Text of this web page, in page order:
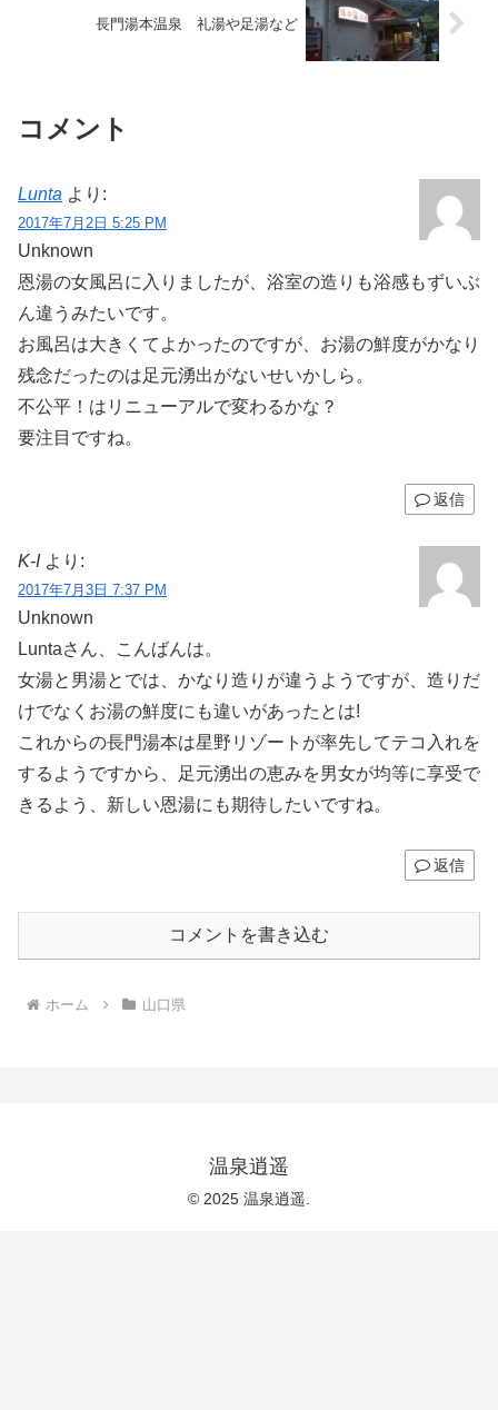
長門湯本温泉 礼湯や足湯など
コメント
Lunta より:
2017年7月2日 5:25 PM
Unknown
恩湯の女風呂に入りましたが、浴室の造りも浴感もずいぶ
ん違うみたいです。
お風呂は大きくてよかったのですが、お湯の鮮度がかなり
残念だったのは足元湧出がないせいかしら。
不公平！はリニューアルで変わるかな？
要注目ですね。
返信
K-I より:
2017年7月3日 7:37 PM
Unknown
Luntaさん、こんばんは。
女湯と男湯とでは、かなり造りが違うようですが、造りだ
けでなくお湯の鮮度にも違いがあったとは!
これからの長門湯本は星野リゾートが率先してテコ入れを
するようですから、足元湧出の恵みを男女が均等に享受で
きるよう、新しい恩湯にも期待したいですね。
返信
コメントを書き込む
ホーム 山口県
温泉逍遥
© 2025 温泉逍遥.